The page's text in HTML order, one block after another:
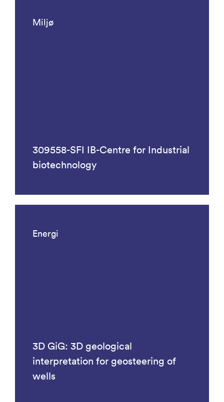
Miljø
309558-SFI IB-Centre for Industrial
biotechnology
Energi
3D GiG: 3D geological
interpretation for geosteering of
wells